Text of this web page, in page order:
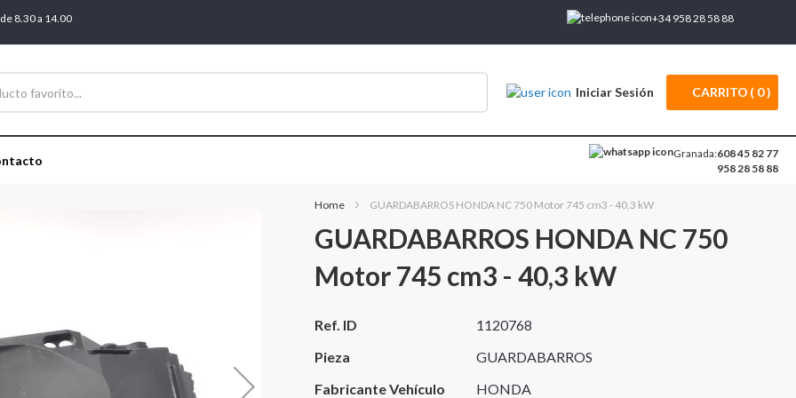
8.30 a 14.00 +34 958 28 58 88
CARRITO 0
Iniciar Sesión
Granada:608 45 82 77
958 28 58 88
Home GUARDABARROS HONDA NC 750 Motor 745 cm3 - 40,3 kW
GUARDABARROS HONDA NC 750
Motor 745 cm3 - 40,3 kW
Más
Ref. ID
1120768
Pieza
GUARDABARROS
Fabricante Vehículo
HONDA